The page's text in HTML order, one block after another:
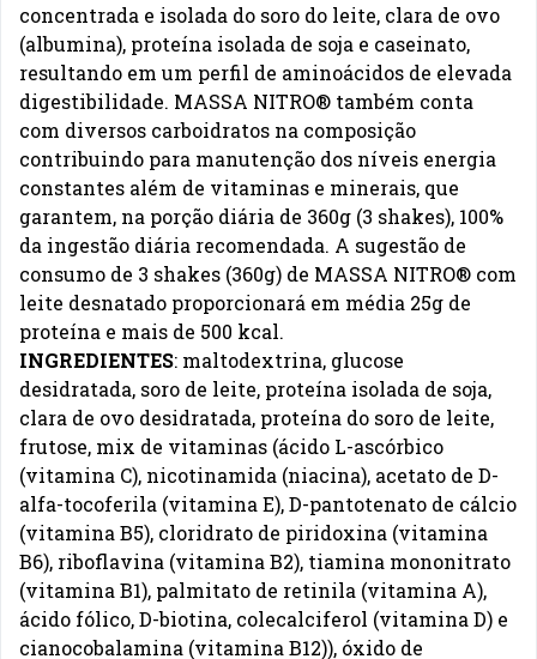
concentrada e isolada do soro do leite, clara de ovo
(albumina), proteína isolada de soja e caseinato,
resultando em um perfil de aminoácidos de elevada
digestibilidade. MASSA NITRO® também conta
com diversos carboidratos na composição
contribuindo para manutenção dos níveis energia
constantes além de vitaminas e minerais, que
garantem, na porção diária de 360g (3 shakes), 100%
da ingestão diária recomendada. A sugestão de
consumo de 3 shakes (360g) de MASSA NITRO® com
leite desnatado proporcionará em média 25g de
proteína e mais de 500 kcal.
INGREDIENTES: maltodextrina, glucose
desidratada, soro de leite, proteína isolada de soja,
clara de ovo desidratada, proteína do soro de leite,
frutose, mix de vitaminas (ácido L-ascórbico
(vitamina C), nicotinamida (niacina), acetato de D-
alfa-tocoferila (vitamina E), D-pantotenato de cálcio
(vitamina B5), cloridrato de piridoxina (vitamina
B6), riboflavina (vitamina B2), tiamina mononitrato
(vitamina B1), palmitato de retinila (vitamina A),
ácido fólico, D-biotina, colecalciferol (vitamina D) e
cianocobalamina (vitamina B12)), óxido de